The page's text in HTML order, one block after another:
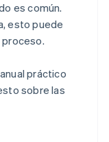
es común.
esto puede
práctico
sobre las